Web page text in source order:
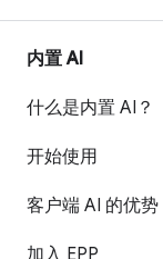
内置 AI
什么是内置 AI？
开始使用
客户端 AI 的优势
加入 EPP